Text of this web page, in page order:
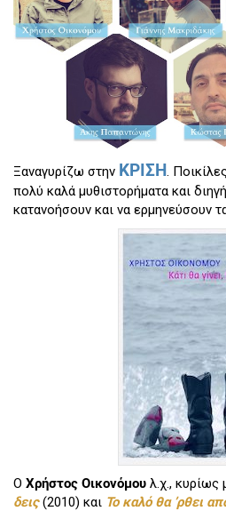
Ξαναγυρίζω στην ΚΡΙΣΗ.
πολύ καλά μυθιστορήματα και
κατανοήσουν και να ερμηνεύσουν
Ο Χρήστος Οικονόμου λ.χ., κυρίως
δεις(2010) και Το καλό θα ’ρθει